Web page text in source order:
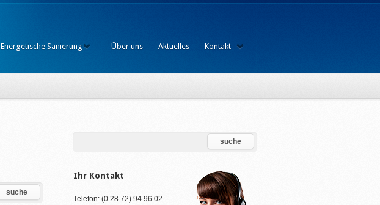
Energetische Sanierung Über uns Aktuelles Kontakt
Ihr Kontakt
Telefon: (0 28 72) 94 96 02